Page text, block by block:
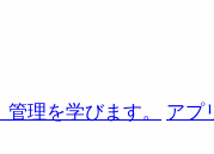
理を学びます。 アプ